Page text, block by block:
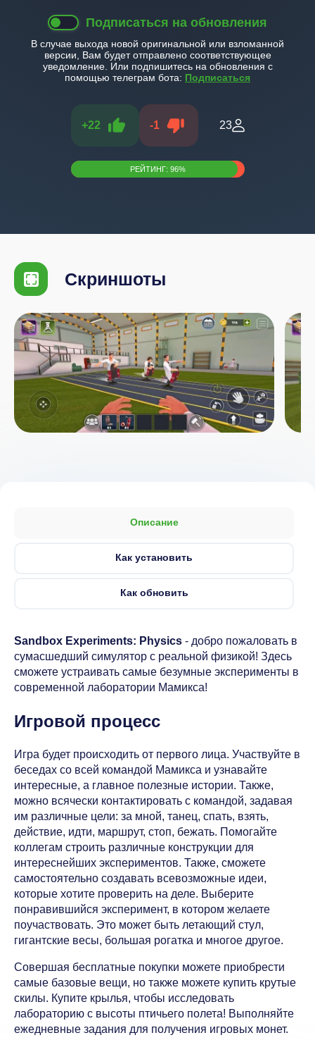
Подписаться на обновления
В случае выхода новой оригинальной или взломанной
версии, Вам будет отправлено соответствующее
уведомление. Или подпишитесь на обновления с
помощью телеграм бота: Подписаться
+22 -1 23
РЕЙТИНГ: 96%
Скриншоты
Описание
Как установить
Как обновить
Sandbox Experiments: Physics - добро пожаловать в
сумасшедший симулятор с реальной физикой! Здесь
сможете устраивать самые безумные эксперименты в
современной лаборатории Мамикса!
Игровой процесс
Игра будет происходить от первого лица. Участвуйте в
беседах со всей командой Мамикса и узнавайте
интересные, а главное полезные истории. Также,
можно всячески контактировать с командой, задавая
им различные цели: за мной, танец, спать, взять,
действие, идти, маршрут, стоп, бежать. Помогайте
коллегам строить различные конструкции для
интереснейших экспериментов. Также, сможете
самостоятельно создавать всевозможные идеи,
которые хотите проверить на деле. Выберите
понравившийся эксперимент, в котором желаете
поучаствовать. Это может быть летающий стул,
гигантские весы, большая рогатка и многое другое.
Совершая бесплатные покупки можете приобрести
самые базовые вещи, но также можете купить крутые
скилы. Купите крылья, чтобы исследовать
лабораторию с высоты птичьего полета! Выполняйте
ежедневные задания для получения игровых монет.